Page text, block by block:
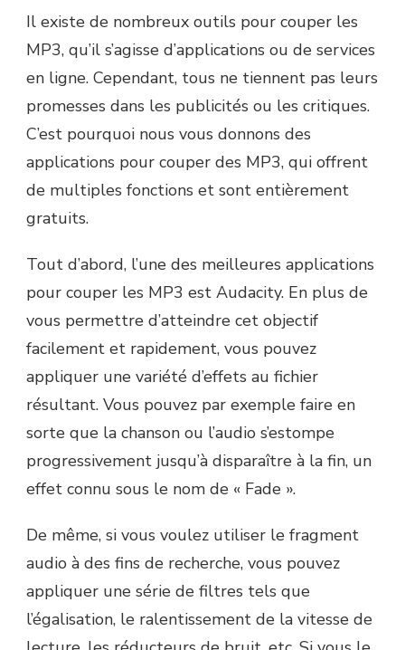
Il existe de nombreux outils pour couper les
MP3, qu’il s’agisse d’applications ou de services
en ligne. Cependant, tous ne tiennent pas leurs
promesses dans les publicités ou les critiques.
C’est pourquoi nous vous donnons des
applications pour couper des MP3, qui offrent
de multiples fonctions et sont entièrement
gratuits.
Tout d’abord, l’une des meilleures applications
pour couper les MP3 est Audacity. En plus de
vous permettre d’atteindre cet objectif
facilement et rapidement, vous pouvez
appliquer une variété d’effets au fichier
résultant. Vous pouvez par exemple faire en
sorte que la chanson ou l’audio s’estompe
progressivement jusqu’à disparaître à la fin, un
effet connu sous le nom de « Fade ».
De même, si vous voulez utiliser le fragment
audio à des fins de recherche, vous pouvez
appliquer une série de filtres tels que
l’égalisation, le ralentissement de la vitesse de